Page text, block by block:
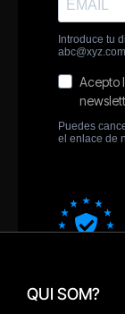
QUI SOM?